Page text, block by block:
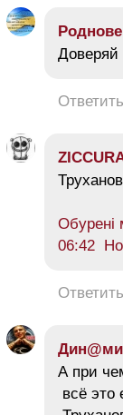
Доверяй
Ответить
Обурені
06:42
Ответить
А при
всё это